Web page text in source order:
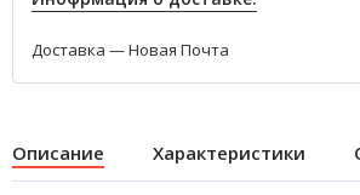
Доставка — Новая Почта
Описание Характеристики